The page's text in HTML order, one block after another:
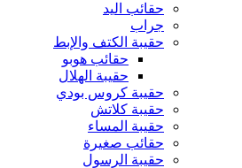
حقائب اليد
جراب
حقيبة الكتف والإبط
حقائب هوبو
حقيبة الهلال
حقيبة كروس بودي
حقيبة كلاتش
حقيبة المساء
حقائب صغيرة
حقيبة الرسول